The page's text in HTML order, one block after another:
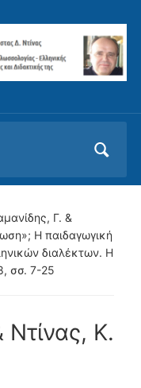
Γ. &
Η παιδαγωγική
διαλέκτων. Η
σσ. 7-25
Ντίνας, Κ.